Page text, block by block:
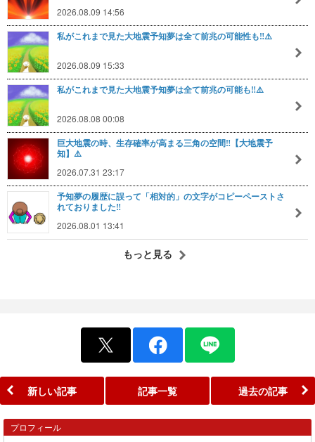
2026.08.09 14:56
私がこれまで見た大地震予知夢は全て前兆の可能性も‼️⚠️
2026.08.09 15:33
私がこれまで見た大地震予知夢は全て前兆の可能も‼️⚠️
2026.08.08 00:08
巨大地震の時、生存確率が高まる三角の空間‼️【大地震予
知】⚠️
2026.07.31 23:17
予知夢の履歴に誤って「相対的」の文字がコピーペーストさ
れておりました‼️
2026.08.01 13:41
もっと見る
新しい記事 記事一覧 過去の記事
プロフィール